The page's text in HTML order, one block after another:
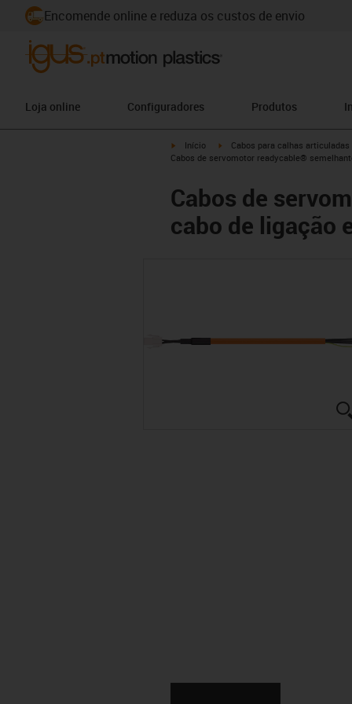
Encomende online e reduza os custos de envio
Loja online Configuradores Produtos
igus-icon-arrow-right
Início igus-icon-arrow-right
Cabos para calhas articuladas
Cabos de servomotor readycable®
Cabos de
cabo de ligação